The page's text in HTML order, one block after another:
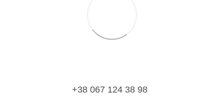
+38 067 124 38 98